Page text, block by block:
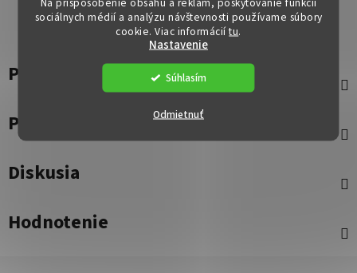
sociálnych médií a analýzu návštevnosti používame súbory
cookie. Viac informáciítu.
Nastavenie
Odmietnuť
Súhlasím
Popis
Parametre
Diskusia
Hodnotenie